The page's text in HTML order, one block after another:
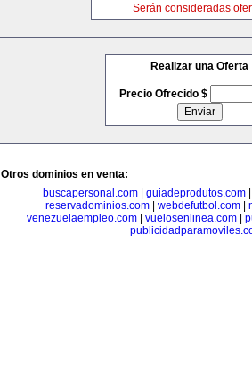
Serán consideradas
Realizar una Oferta
Precio Ofrecido $
Otros dominios en venta:
buscapersonal.com| guiadeprodutos.com
reservadominios.com
webdefutbol.com
venezuelaempleo.com
vuelosenlinea.com